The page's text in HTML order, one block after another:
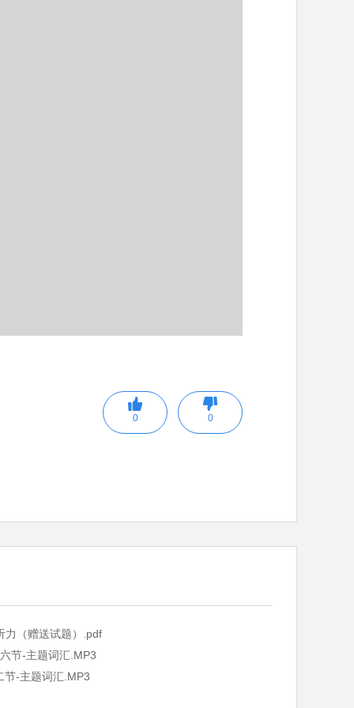
0 0
力（赠送试题）.pdf
节-主题词汇.MP3
节-主题词汇.MP3